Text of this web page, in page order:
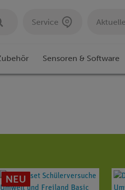
Service
Sensoren & Software
NEU